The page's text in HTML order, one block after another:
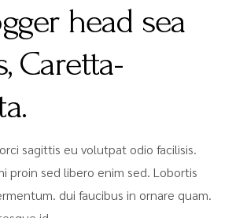
head sea
Caretta-
sagittis eu volutpat odio facilisis.
proin sed libero enim sed. Lobortis
dui faucibus in ornare quam.